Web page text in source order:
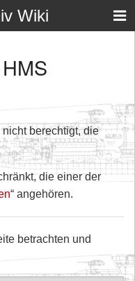
Wiki
berechtigt, die
die einer der
“ angehören.
betrachten und